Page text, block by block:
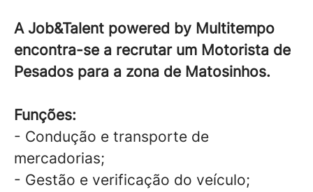
A Job&Talent powered by Multitempo
encontra-se a recrutar um Motorista de
Pesados para a zona de Matosinhos.
Funções:
- Condução e transporte de
mercadorias;
- Gestão e verificação do veículo;